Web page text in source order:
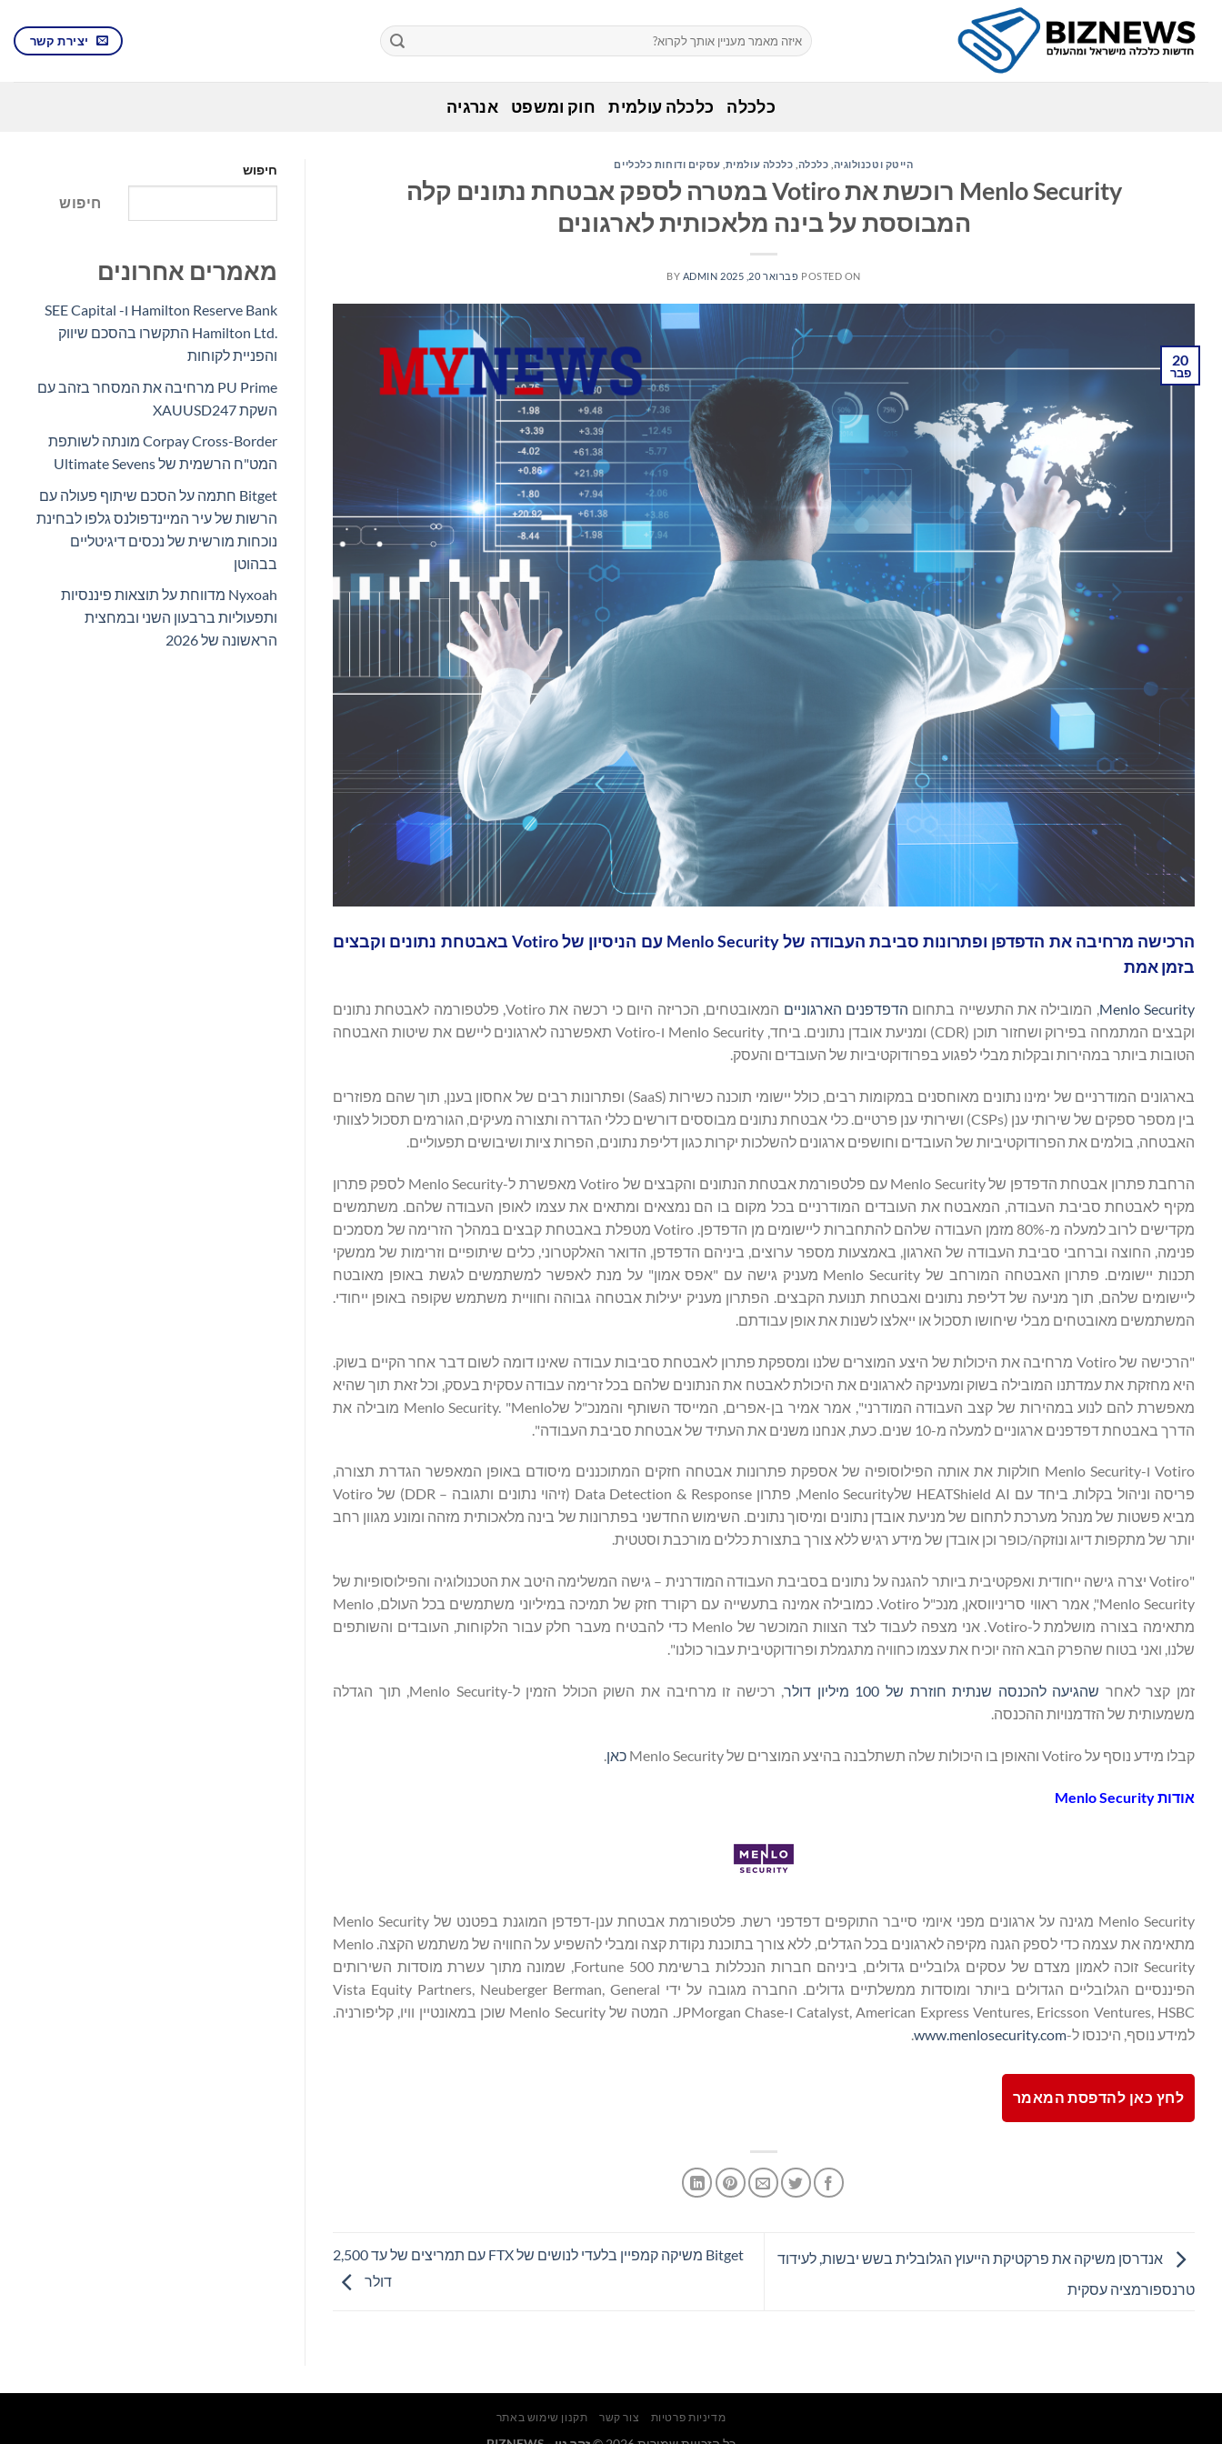
content
יצירת קשר
כלכלה כלכלה עולמית חוק ומשפט אנרגיה
הייטק וטכנולוגיה כלכלה כלכלה עולמית עסקים ודוחות כלכליים
Menlo Security רוכשת את Votiro במטרה לספק אבטחת נתונים קלה
המבוססת על בינה מלאכותית לארגונים
POSTED ON פברואר 20, 2025 BY ADMIN
20
פבר
הרכישה מרחיבה את הדפדפן ופתרונות סביבת העבודה של Menlo Security עם הניסיון של Votiro באבטחת נתונים וקבצים
בזמן אמת
Menlo Security, המובילה את התעשייה בתחום הדפדפנים הארגוניים
המאובטחים, הכריזה היום כי רכשה את Votiro, פלטפורמה לאבטחת נתונים
וקבצים המתמחה בפירוק ושחזור תוכן (CDR) ומניעת אובדן נתונים. ביחד, Menlo Security ו-Votiro תאפשרנה לארגונים ליישם את שיטות האבטחה
הטובות ביותר במהירות ובקלות מבלי לפגוע בפרודוקטיביות של העובדים והעסק.
בארגונים המודרניים של ימינו נתונים מאוחסנים במקומות רבים, כולל יישומי תוכנה כשירות (SaaS) ופתרונות רבים של אחסון בענן, תוך שהם מפוזרים
בין מספר ספקים של שירותי ענן (CSPs) ושירותי ענן פרטיים. כלי אבטחת נתונים מבוססים דורשים כללי הגדרה ותצורה מעיקים, הגורמים תסכול לצוותי
האבטחה, בולמים את הפרודוקטיביות של העובדים וחושפים ארגונים להשלכות יקרות כגון דליפת נתונים, הפרות ציות ושיבושים תפעוליים.
הרחבת פתרון אבטחת הדפדפן של Menlo Security עם פלטפורמת אבטחת הנתונים והקבצים של Votiro מאפשרת ל-Menlo Security לספק פתרון
מקיף לאבטחת סביבת העבודה, המאבטח את העובדים המודרניים בכל מקום בו הם נמצאים ומתאים את עצמו לאופן העבודה שלהם. משתמשים
מקדישים לרוב למעלה מ-80% מזמן העבודה שלהם להתחברות ליישומים מן הדפדפן. Votiro מטפלת באבטחת קבצים במהלך הזרימה של מסמכים
פנימה, החוצה וברחבי סביבת העבודה של הארגון, באמצעות מספר ערוצים, ביניהם הדפדפן, הדואר האלקטרוני, כלים שיתופיים וזרימות של ממשקי
תכנות יישומים. פתרון האבטחה המורחב של Menlo Security מעניק גישה עם "אפס אמון" על מנת לאפשר למשתמשים לגשת באופן מאובטח
ליישומים שלהם, תוך מניעה של דליפת נתונים ואבטחת תנועת הקבצים. הפתרון מעניק יעילות אבטחה גבוהה וחוויית משתמש שקופה באופן ייחודי.
המשתמשים מאובטחים מבלי שיחושו תסכול או ייאלצו לשנות את אופן עבודתם.
"הרכישה של Votiro מרחיבה את היכולות של היצע המוצרים שלנו ומספקת פתרון לאבטחת סביבות עבודה שאינו דומה לשום דבר אחר הקיים בשוק.
היא מחזקת את עמדתנו המובילה בשוק ומעניקה לארגונים את היכולת לאבטח את הנתונים שלהם בכל זרימה עבודה עסקית בעסק, וכל זאת תוך שהיא
מאפשרת להם לנוע במהירות של קצב העבודה המודרני", אמר אמיר בן-אפרים, המייסד השותף והמנכ"ל שלMenlo Security. "Menlo מובילה את
הדרך באבטחת דפדפנים ארגוניים למעלה מ-10 שנים. כעת, אנחנו משנים את העתיד של אבטחת סביבת העבודה".
Votiro ו-Menlo Security חולקות את אותה הפילוסופיה של אספקת פתרונות אבטחה חזקים המתוכננים מיסודם באופן המאפשר הגדרת תצורה,
פריסה וניהול בקלות. ביחד עם HEATShield AI שלMenlo Security, פתרון Data Detection & Response (זיהוי נתונים ותגובה – DDR) של Votiro
מביא פשטות של מנהל מערכת לתחום של מניעת אובדן נתונים ומיסוך נתונים. השימוש החדשני בפתרונות של בינה מלאכותית מזהה ומונע מגוון רחב
יותר של מתקפות דיוג ונוזקה/כופר וכן אובדן של מידע רגיש ללא צורך בתצורת כללים מורכבת וסטטית.
"Votiro יצרה גישה ייחודית ואפקטיבית ביותר להגנה על נתונים בסביבת העבודה המודרנית – גישה המשלימה היטב את הטכנולוגיה והפילוסופיות של
Menlo Security", אמר ראווי סריניווסאן, מנכ"ל Votiro. כמובילה אמינה בתעשייה עם רקורד חזק של תמיכה במיליוני משתמשים בכל העולם, Menlo
מתאימה בצורה מושלמת ל-Votiro. אני מצפה לעבוד לצד הצוות המוכשר של Menlo כדי להבטיח מעבר חלק עבור הלקוחות, העובדים והשותפים
שלנו, ואני בטוח שהפרק הבא הזה יוכיח את עצמו כחוויה מתגמלת ופרודוקטיבית עבור כולנו".
זמן קצר לאחר שהגיעה להכנסה שנתית חוזרת של 100 מיליון דולר
, רכישה זו מרחיבה את השוק הכולל הזמין ל-Menlo Security, תוך הגדלה
משמעותית של הזדמנויות ההכנסה.
קבלו מידע נוסף על Votiro והאופן בו היכולות שלה תשתלבנה בהיצע המוצרים של Menlo Security כאן
אודותMenlo Security
Menlo Security מגינה על ארגונים מפני איומי סייבר התוקפים דפדפני רשת. פלטפורמת אבטחת ענן-דפדפן המוגנת בפטנט של Menlo Security
מתאימה את עצמה כדי לספק הגנה מקיפה לארגונים בכל הגדלים, ללא צורך בתוכנת נקודת קצה ומבלי להשפיע על החוויה של משתמש הקצה. Menlo
Security זוכה לאמון מצדם של עסקים גלובליים גדולים, ביניהם חברות הנכללות ברשימת Fortune 500, שמונה מתוך עשרת מוסדות השירותים
הפיננסיים הגלובליים הגדולים ביותר ומוסדות ממשלתיים גדולים. החברה מגובה על ידי Vista Equity Partners, Neuberger Berman, General
Catalyst, American Express Ventures, Ericsson Ventures, HSBC ו-JPMorgan Chase. המטה של Menlo Security שוכן במאונטיין וויו, קליפורניה.
למידע נוסף, היכנסו ל-www.menlosecurity.com
.
לחץ כאן להדפסת המאמר
אנדרסן משיקה את פרקטיקת הייעוץ הגלובלית בשש יבשות, לעידוד
טרנספורמציה עסקית
Bitget משיקה קמפיין בלעדי לנושים של FTX עם תמריצים של עד 2,500
דולר
חיפוש
חיפוש
מאמרים אחרונים
Hamilton Reserve Bank ו- SEE Capital
Hamilton Ltd.‎ התקשרו בהסכם שיווק
והפניית לקוחות
PU Prime מרחיבה את המסחר בזהב עם
השקת XAUUSD247
Corpay Cross-Border מונתה לשותפת
המט"ח הרשמית של Ultimate Sevens
Bitget חתמה על הסכם שיתוף פעולה עם
הרשות של עיר המיינדפולנס גלפו לבחינת
נוכחות מורשית של נכסים דיגיטליים
בבהוטן
Nyxoah מדווחת על תוצאות פיננסיות
ותפעוליות ברבעון השני ובמחצית
הראשונה של 2026
מדיניות פרטיות צור קשר תקנון שימוש באתר